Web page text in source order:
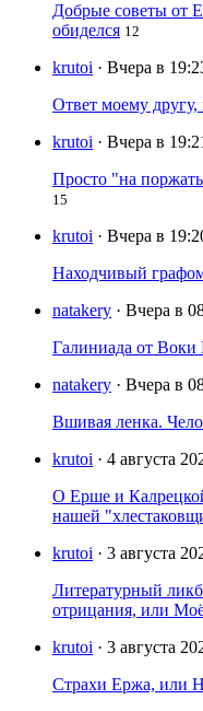
Добрые советы от
обиделся 12
krutoi · Вчера в
Ответ моему
krutoi · Вчера в
Просто "на
15
krutoi · Вчера в
Находчивый
natakery · Вчера в
Галиниада от
natakery · Вчера в
Вшивая ленка.
krutoi · 4 августа
О Ерше и
нашей
krutoi · 3 августа
Литературный
отрицания, или
krutoi · 3 августа
Страхи Ержа, или